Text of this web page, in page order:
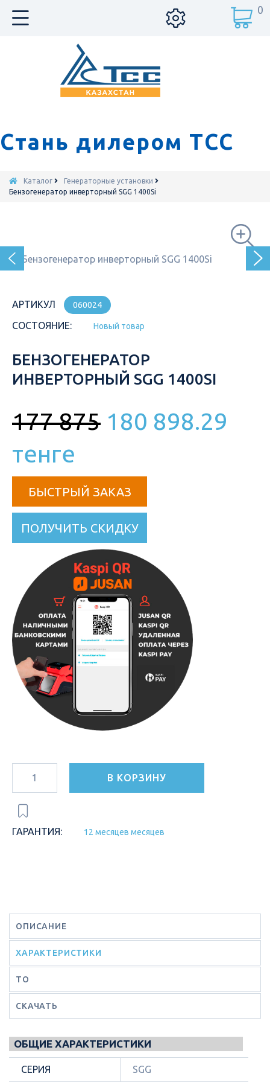
Стань дилером ТСС
0
Каталог
Генераторные установки
Бензогенератор инверторный SGG 1400Si
АРТИКУЛ 060024
СОСТОЯНИЕ: Новый товар
БЕНЗОГЕНЕРАТОР
ИНВЕРТОРНЫЙ SGG 1400SI
177 875 180 898.29
тенге
БЫСТРЫЙ ЗАКАЗ
ПОЛУЧИТЬ СКИДКУ
В КОРЗИНУ
ГАРАНТИЯ: 12 месяцев месяцев
ОПИСАНИЕ
ХАРАКТЕРИСТИКИ
ТО
СКАЧАТЬ
ОБЩИЕ ХАРАКТЕРИСТИКИ
СЕРИЯ SGG